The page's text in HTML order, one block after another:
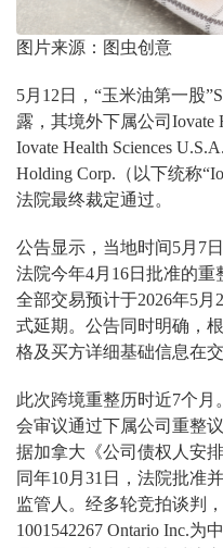
图片来源：图虫创意
5月12日，“玉米油第一股
露，其境外下属公司Iovate
Iovate Health Sciences
Holding Corp.（以下统称
法院最终裁定通过。
公告显示，当地时间5月7
法院今年4月16日批准的重
全部交易预计于2026年5
式延期。公告同时明确，
格及买方详细基础信息在
此次跨境重整历时近7个月
会审议通过下属公司重整
据加拿大《公司债权人安
同年10月31日，法院批准
监管人。经多轮竞拍谈判
1001542267 Ontario Inc.为